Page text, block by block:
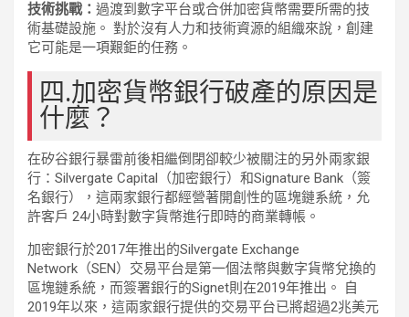
技術挑戰： 過渡到數字平台或合併加密貨幣需要所需的技
術基礎設施。 對於沒有人力和技術資源的組織來說，創建
它可能是一項艱鉅的任務。
四.加密貨幣銀行破產的原因是
什麼？
在矽谷銀行暴雷前後相繼倒閉卻較少被關注的另外兩家銀
行：Silvergate Capital（加密銀行）和Signature Bank（簽
名銀行），這兩家銀行都經營著開創性的區塊鏈系統，允
許客戶 24小時對數字貨幣進行即時的商業轉帳。
加密銀行於2017年推出的Silvergate Exchange
Network（SEN）交易平台是第一個法幣與數字貨幣兌換的
區塊鏈系統，而簽署銀行的Signet則在2019年推出。 自
2019年以來，這兩家銀行提供的交易平台已將超過2兆美元